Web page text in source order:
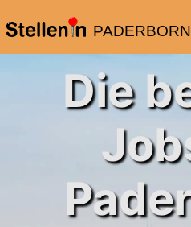
PADERBORN
Die